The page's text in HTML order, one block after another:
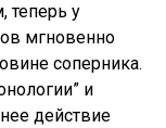
теперь у
мгновенно
соперника.
и
действие